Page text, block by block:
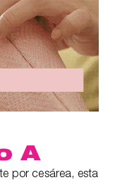
A
por cesárea, esta